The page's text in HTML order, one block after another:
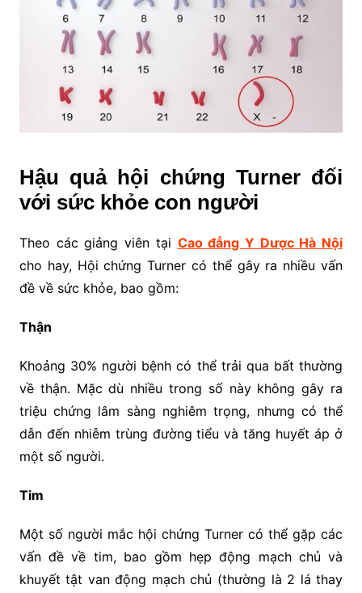
Hậu quả hội chứng Turner đối
với sức khỏe con người
Theo các giảng viên tại Cao đẳng Y Dược Hà Nội
cho hay, Hội chứng Turner có thể gây ra nhiều vấn
đề về sức khỏe, bao gồm:
Thận
Khoảng 30% người bệnh có thể trải qua bất thường
về thận. Mặc dù nhiều trong số này không gây ra
triệu chứng lâm sàng nghiêm trọng, nhưng có thể
dẫn đến nhiễm trùng đường tiểu và tăng huyết áp ở
một số người.
Tim
Một số người mắc hội chứng Turner có thể gặp các
vấn đề về tim, bao gồm hẹp động mạch chủ và
khuyết tật van động mạch chủ (thường là 2 lá thay